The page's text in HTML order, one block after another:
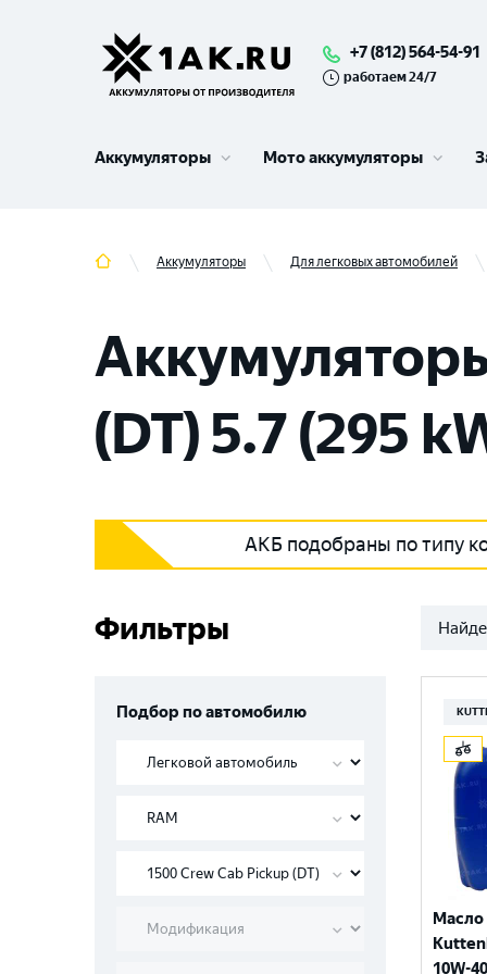
+7 (812) 564-54-91
работаем 24/7
Аккумуляторы Мото аккумуляторы
Аккумуляторы Для легковых автомобилей
(DT) 5.7 (295
АКБ подобраны по типу
Фильтры
Подбор по автомобилю
10W-